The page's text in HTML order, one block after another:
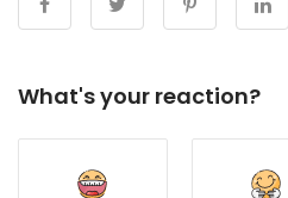
What's your reaction?